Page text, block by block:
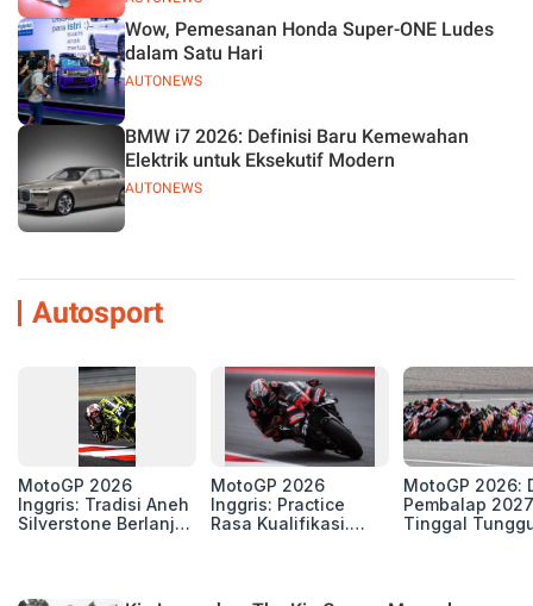
AUTONEWS
Wow, Pemesanan Honda Super-ONE Ludes
dalam Satu Hari
AUTONEWS
BMW i7 2026: Definisi Baru Kemewahan
Elektrik untuk Eksekutif Modern
Autosport
MotoGP 2026
Inggris: Tradisi Aneh
Silverstone Berlanjut,
MotoGP 2026
Inggris: Practice
Rasa Kualifikasi.
Silverstone!
MotoGP 2026:
Pembalap
Tinggal